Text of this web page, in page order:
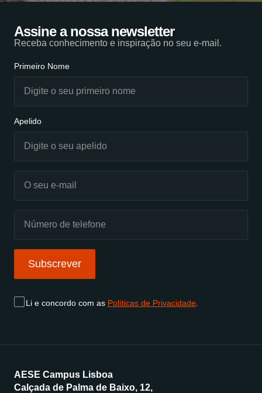
Assine a nossa newsletter
Receba conhecimento e inspiração no seu e-mail.
Primeiro Nome
Apelido
Subscrever
Li e concordo com as Políticas de Privacidade
AESE Campus Lisboa
Calçada de Palma de Baixo, 12,